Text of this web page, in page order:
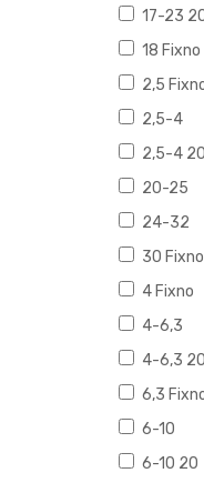
17-23
18 Fixno
2,5
2,5-4
2,5-4 20
20-25
24-32
30 Fixno
4 Fixno
4-6,3
4-6,3 20
6,3
6-10
6-10 20